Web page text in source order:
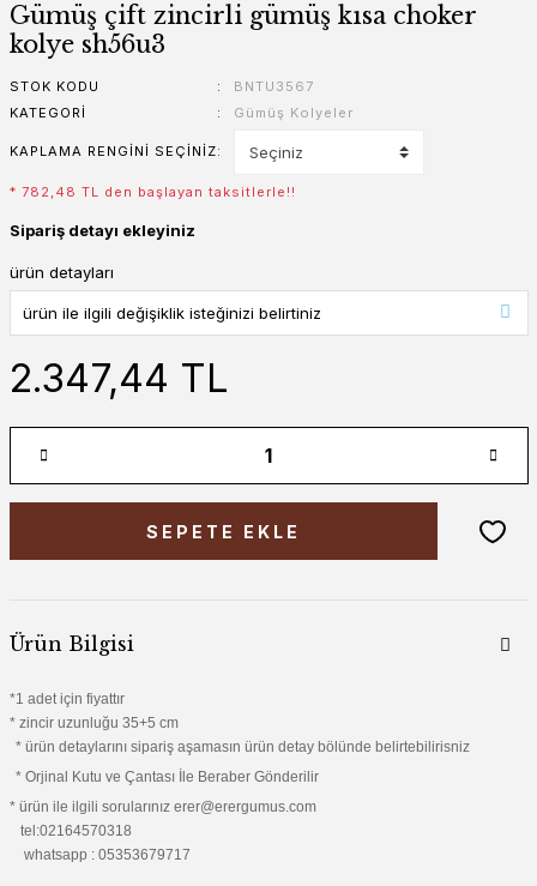
Gümüş çift zincirli gümüş kısa choker
kolye sh56u3
STOK KODU
BNTU3567
KATEGORI
Gümüş Kolyeler
KAPLAMA RENGINI SEÇINIZ
* 782,48 TL den başlayan taksitlerle!!
Sipariş detayı ekleyiniz
ürün detayları
2.347,44 TL
SEPETE EKLE
Ürün Bilgisi
*1 adet için fiyattır
* zincir uzunluğu 35+5 cm
* ürün detaylarını sipariş aşamasın ürün detay bölünde belirtebilirisniz
* Orjinal Kutu ve Çantası İle Beraber Gönderilir
* ürün ile ilgili sorularınız erer@erergumus.com
tel:02164570318
whatsapp : 05353679717